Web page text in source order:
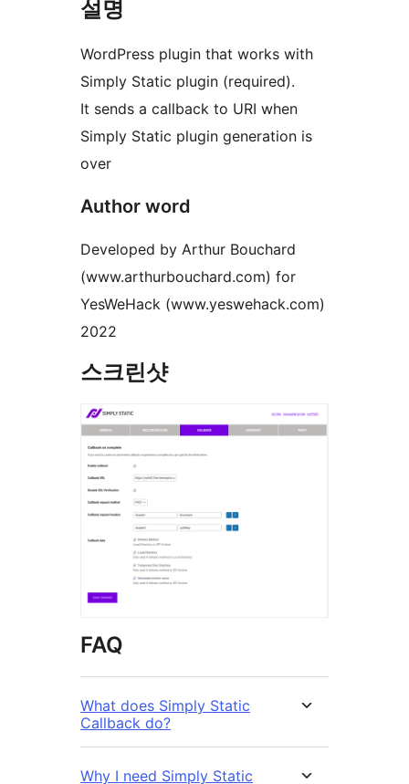
설명
WordPress plugin that works with
Simply Static plugin (required).
It sends a callback to URI when
Simply Static plugin generation is
over
Author word
Developed by Arthur Bouchard
(www.arthurbouchard.com) for
YesWeHack (www.yeswehack.com)
2022
스크린샷
FAQ
What does Simply Static
Callback do?
Why I need Simply Static